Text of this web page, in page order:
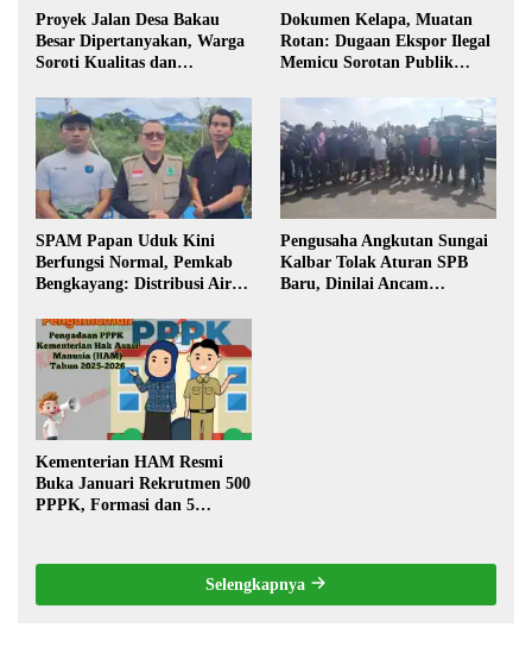
Proyek Jalan Desa Bakau
Besar Dipertanyakan, Warga
Soroti Kualitas dan
Pembangunan
Dokumen Kelapa, Muatan
Rotan: Dugaan Ekspor Ilegal
Memicu Sorotan Publik
SPAM Papan Uduk Kini
Berfungsi Normal, Pemkab
Bengkayang: Distribusi Air
Warga
Pengusaha Angkutan Sungai
Kalbar Tolak Aturan SPB
Baru, Dinilai Ancam
Kementerian HAM Resmi
Buka Januari Rekrutmen 500
PPPK, Formasi dan 5
Selengkapnya